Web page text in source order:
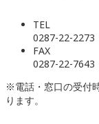
TEL
0287-22-2273
FAX
0287-22-7643
※電話・窓口の受付
ります。